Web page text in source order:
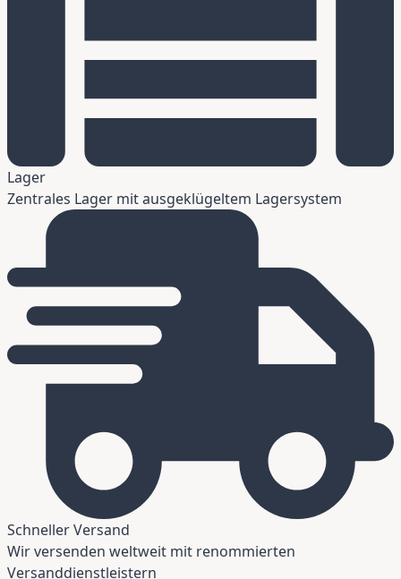
Lager
Zentrales Lager mit ausgeklügeltem Lagersystem
Schneller Versand
Wir versenden weltweit mit renommierten
Versanddienstleistern